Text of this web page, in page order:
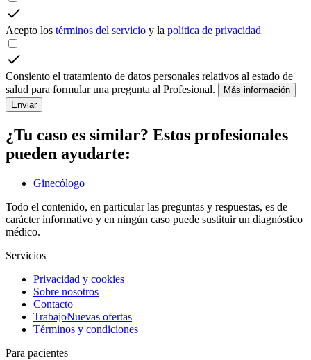
Acepto los términos del servicio y la política de privacidad
Consiento el tratamiento de datos personales relativos al estado de
salud para formular una pregunta al Profesional.
Más información
Enviar
¿Tu caso es similar? Estos profesionales
pueden ayudarte:
Ginecólogo
Todo el contenido, en particular las preguntas y respuestas, es de
carácter informativo y en ningún caso puede sustituir un diagnóstico
médico.
Servicios
Privacidad y cookies
Sobre nosotros
Contacto
TrabajoNuevas ofertas
Términos y condiciones
Para pacientes